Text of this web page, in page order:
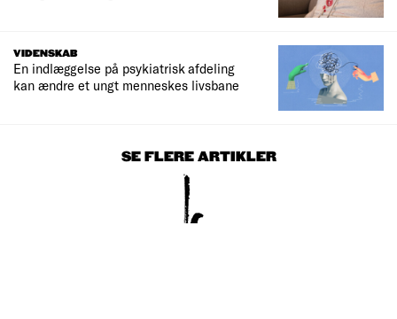
VIDENSKAB
En indlæggelse på psykiatrisk afdeling
kan ændre et ungt menneskes livsbane
SE FLERE ARTIKLER